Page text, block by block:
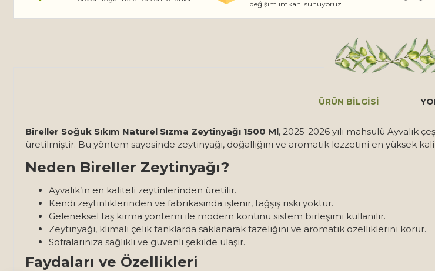
değişim imkanı sunuyoruz
ÜRÜN BILGISI
Bireller Soğuk Sıkım Naturel Sızma Zeytinyağı 1500 Ml, 2025-2026 yılı mahsulü Ayvalık
üretilmiştir. Bu yöntem sayesinde zeytinyağı, doğallığını ve aromatik lezzetini en yüksek
Neden Bireller Zeytinyağı?
Ayvalık’ın en kaliteli zeytinlerinden üretilir.
Kendi zeytinliklerinden ve fabrikasında işlenir, tağşiş riski yoktur.
Geleneksel taş kırma yöntemi ile modern kontinu sistem birleşimi kullanılır.
Zeytinyağı, klimalı çelik tanklarda saklanarak tazeliğini ve aromatik özelliklerini korur.
Sofralarınıza sağlıklı ve güvenli şekilde ulaşır.
Faydaları ve Özellikleri